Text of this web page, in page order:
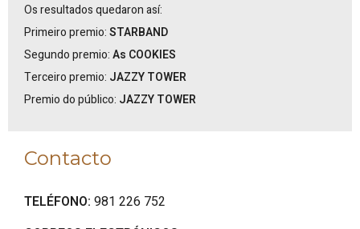
Os resultados quedaron así:
Primeiro premio:STARBAND
Segundo premio:As COOKIES
Terceiro premio: JAZZY TOWER
Premio do público: JAZZY TOWER
Contacto
TELÉFONO: 981 226 752